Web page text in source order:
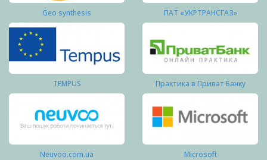
Geo synthesis ПАТ «УКРТРАНСГАЗ»
TEMPUS Практика в Приват Банку
Neuvoo.com.ua Microsoft